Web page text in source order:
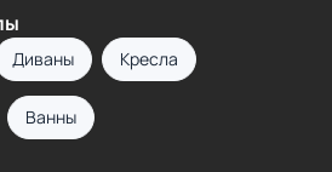
Диваны Кресла
Ванны